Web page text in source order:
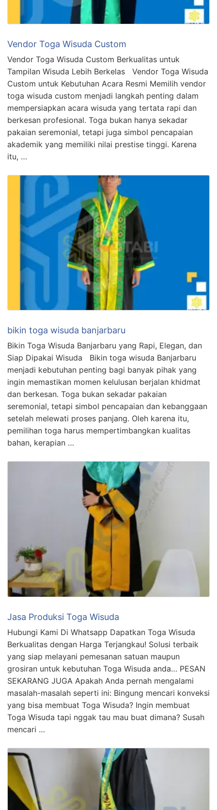
Vendor Toga Wisuda Custom
Vendor Toga Wisuda Custom Berkualitas untuk
Tampilan Wisuda Lebih Berkelas Vendor Toga Wisuda
Custom untuk Kebutuhan Acara Resmi Memilih vendor
toga wisuda custom menjadi langkah penting dalam
mempersiapkan acara wisuda yang tertata rapi dan
berkesan profesional. Toga bukan hanya sekadar
pakaian seremonial, tetapi juga simbol pencapaian
akademik yang memiliki nilai prestise tinggi. Karena
itu, …
bikin toga wisuda banjarbaru
Bikin Toga Wisuda Banjarbaru yang Rapi, Elegan, dan
Siap Dipakai Wisuda Bikin toga wisuda Banjarbaru
menjadi kebutuhan penting bagi banyak pihak yang
ingin memastikan momen kelulusan berjalan khidmat
dan berkesan. Toga bukan sekadar pakaian
seremonial, tetapi simbol pencapaian dan kebanggaan
setelah melewati proses panjang. Oleh karena itu,
pemilihan toga harus mempertimbangkan kualitas
bahan, kerapian …
Jasa Produksi Toga Wisuda
Hubungi Kami Di Whatsapp Dapatkan Toga Wisuda
Berkualitas dengan Harga Terjangkau! Solusi terbaik
yang siap melayani pemesanan satuan maupun
grosiran untuk kebutuhan Toga Wisuda anda… PESAN
SEKARANG JUGA Apakah Anda pernah mengalami
masalah-masalah seperti ini: Bingung mencari konveksi
yang bisa membuat Toga Wisuda? Ingin membuat
Toga Wisuda tapi nggak tau mau buat dimana? Susah
mencari …